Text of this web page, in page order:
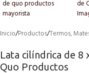
Inicio/Productos/Termos,
Lata cilíndrica de 8
Quo Productos